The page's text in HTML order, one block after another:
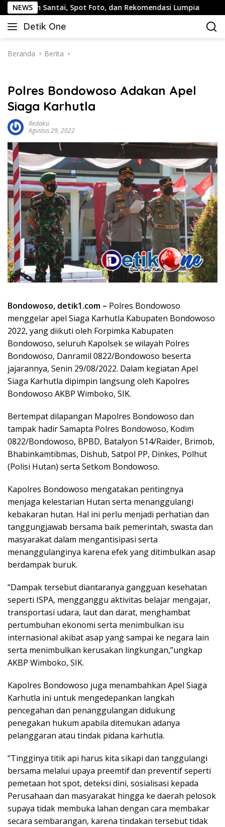
Langsung
ke
konten
NEWS
Spot Foto, dan Rekomendasi Lumpia Panduan
Detik One
Tajam
Fakta
Beranda Berita
Polres Bondowoso Adakan Apel
Siaga Karhutla
Redaksi
Agustus 29, 2022
Bondowoso, detik1.com – Polres Bondowoso
menggelar apel Siaga Karhutla Kabupaten Bondowoso
2022, yang diikuti oleh Forpimka Kabupaten
Bondowoso, seluruh Kapolsek se wilayah Polres
Bondowoso, Danramil 0822/Bondowoso beserta
jajarannya, Senin 29/08/2022. Dalam kegiatan Apel
Siaga Karhutla dipimpin langsung oleh Kapolres
Bondowoso AKBP Wimboko, SIK.
Bertempat dilapangan Mapolres Bondowoso dan
tampak hadir Samapta Polres Bondowoso, Kodim
0822/Bondowoso, BPBD, Batalyon 514/Raider, Brimob,
Bhabinkamtibmas, Dishub, Satpol PP, Dinkes, Polhut
(Polisi Hutan) serta Setkom Bondowoso.
Kapolres Bondowoso mengatakan pentingnya
menjaga kelestarian Hutan serta menanggulangi
kebakaran hutan. Hal ini perlu menjadi perhatian dan
tanggungjawab bersama baik pemerintah, swasta dan
masyarakat dalam mengantisipasi serta
menanggulanginya karena efek yang ditimbulkan asap
berdampak buruk.
“Dampak tersebut diantaranya gangguan kesehatan
seperti ISPA, mengganggu aktivitas belajar mengajar,
transportasi udara, laut dan darat, menghambat
pertumbuhan ekonomi serta menimbulkan isu
internasional akibat asap yang sampai ke negara lain
serta menimbulkan kerusakan lingkungan,”ungkap
AKBP Wimboko, SIK.
Kapolres Bondowoso juga menambahkan Apel Siaga
Karhutla ini untuk mengedepankan langkah
pencegahan dan penanggulangan didukung
penegakan hukum apabila ditemukan adanya
pelanggaran atau tindak pidana karhutla.
“Tingginya titik api harus kita sikapi dan tanggulangi
bersama melalui upaya preemtif dan preventif seperti
pemetaan hot spot, deteksi dini, sosialisasi kepada
Perusahaan dan masyarakat hingga ke daerah pelosok
supaya tidak membuka lahan dengan cara membakar
secara sembarangan, karena tindakan tersebut tidak